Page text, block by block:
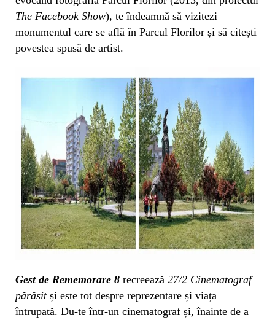
The Facebook Show), te îndeamnă să vizitezi
monumentul care se află în Parcul Florilor și să citești
povestea spusă de artist.
Gest de Rememorare 8 recreează 27/2 Cinematograf
părăsitși este tot despre reprezentare și viața
întrupată. Du-te într-un cinematograf și, înainte de a